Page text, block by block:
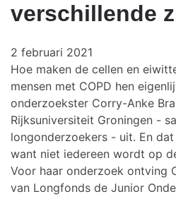
verschillende
2 februari 2021
Hoe maken de cellen en
mensen met COPD hen
onderzoekster Corry-Anke
Rijksuniversiteit Groningen -
longonderzoekers - uit. En
want niet iedereen wordt op
Voor haar onderzoek ontving
van Longfonds de Junior